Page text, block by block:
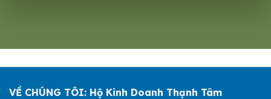
VỀ CHÚNG TÔI: Hộ Kinh Doanh Thạnh Tâm